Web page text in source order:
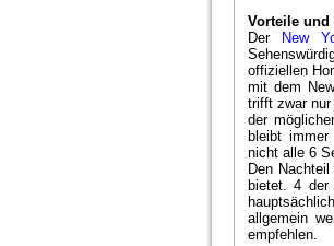
Vorteile und
Der
New
offiziellen
mit dem
trifft zwar
der
bleibt
nicht alle 6
Den
bietet. 4
allgemein
empfehlen.